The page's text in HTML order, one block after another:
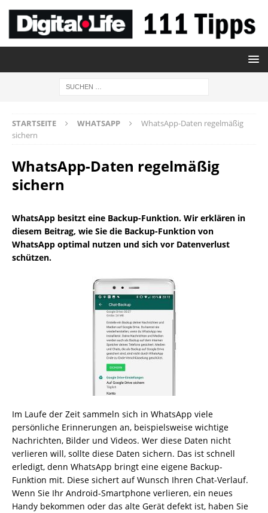
STARTSEITE WHATSAPP
WhatsApp-Daten regelmäßig
sichern
WhatsApp-Daten regelmäßig
sichern
WhatsApp besitzt eine Backup-Funktion. Wir erklären in
diesem Beitrag, wie Sie die Backup-Funktion von
WhatsApp optimal nutzen und sich vor Datenverlust
schützen.
Im Laufe der Zeit sammeln sich in WhatsApp viele
persönliche Erinnerungen an, beispielsweise wichtige
Nachrichten, Bilder und Videos. Wer diese Daten nicht
verlieren will, sollte diese Daten sichern. Das ist schnell
erledigt, denn WhatsApp bringt eine eigene Backup-
Funktion mit. Diese sichert auf Wunsch Ihren Chat-Verlauf.
Wenn Sie Ihr Android-Smartphone verlieren, ein neues
Handy bekommen oder das alte Gerät defekt ist, haben Sie